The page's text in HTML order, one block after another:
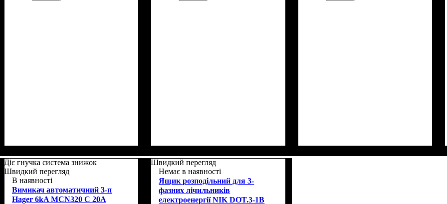
Діє гнучка система знижок
Швидкий перегляд
В наявності
Вимикач автоматичний 3-п
Hager 6kA MCN320 C 20A
Швидкий перегляд
Немає в наявності
Ящик розподільний для 3-
фазних лічильників
електроенергії NIK DOT.3-1B